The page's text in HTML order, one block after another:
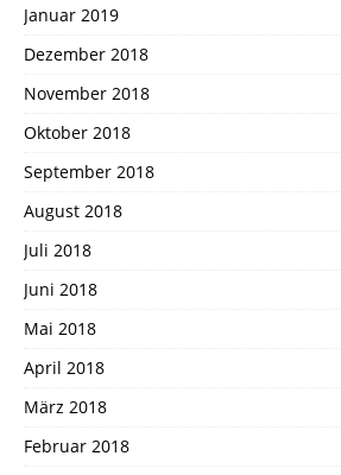
Januar 2019
Dezember 2018
November 2018
Oktober 2018
September 2018
August 2018
Juli 2018
Juni 2018
Mai 2018
April 2018
März 2018
Februar 2018